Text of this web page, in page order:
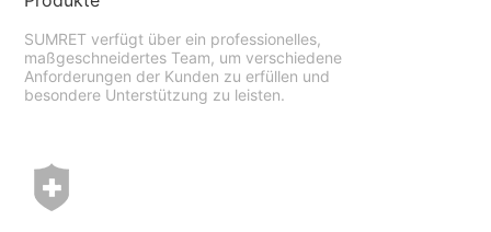
SUMRET verfügt über ein professionelles,
maßgeschneidertes Team, um verschiedene
Anforderungen der Kunden zu erfüllen und
besondere Unterstützung zu leisten.